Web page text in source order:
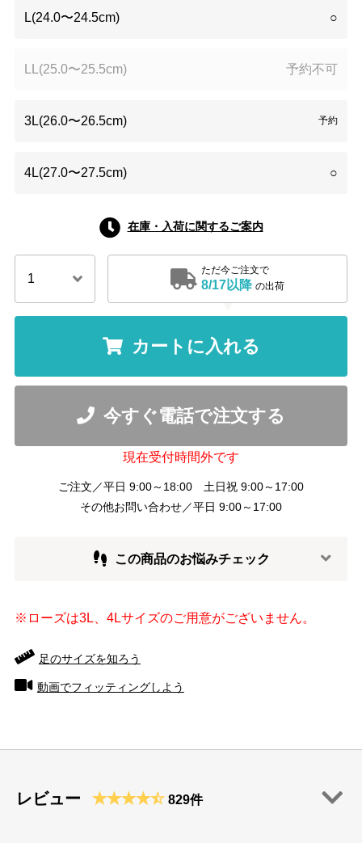
L(24.0〜24.5cm) ○
LL(25.0〜25.5cm) 予約不可
3L(26.0〜26.5cm) 予約
4L(27.0〜27.5cm) ○
在庫・入荷に関するご案内
ただ今ご注文で
8/17以降 の出荷
カートに入れる
今すぐ電話で注文する
現在受付時間外です
ご注文／平日 9:00～18:00 土日祝 9:00～17:00
その他お問い合わせ／平日 9:00～17:00
この商品のお悩みチェック
※ローズは3L、4Lサイズのご用意がございません。
足のサイズを知ろう
動画でフィッティングしよう
レビュー 829件